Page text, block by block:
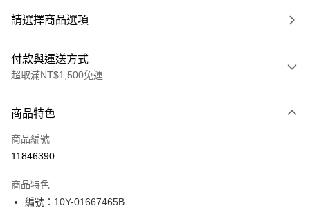
請選擇商品選項
付款與運送方式
超取滿NT$1,500免運
信用卡一次付款
超商取貨付款
Apple Pay
商品特色
商品編號
11846390
商品特色
編號：10Y-01667465B